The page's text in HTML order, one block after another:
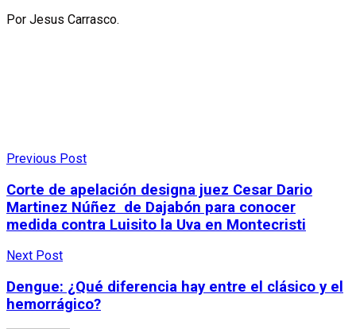
Por Jesus Carrasco.
Previous Post
Corte de apelación designa juez Cesar Dario
Martinez Núñez de Dajabón para conocer
medida contra Luisito la Uva en Montecristi
Next Post
Dengue: ¿Qué diferencia hay entre el clásico y el
hemorrágico?